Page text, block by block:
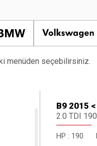
menüden seçebilirsiniz.
B9 2015
2.0 TDI 190
HP : 190